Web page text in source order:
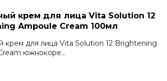
крем для лица Vita Solution 12
Ampoule Cream 100мл
крем для лица Vita Solution 12 Brightening
южнокоре...